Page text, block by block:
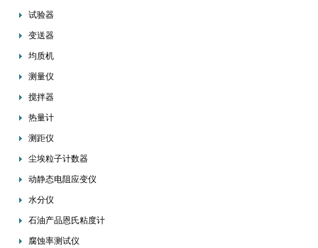
试验器
变送器
均质机
测量仪
搅拌器
热量计
测距仪
尘埃粒子计数器
动静态电阻应变仪
水分仪
石油产品恩氏粘度计
腐蚀率测试仪